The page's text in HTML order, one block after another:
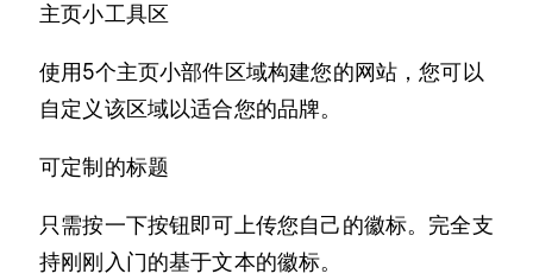
主页小工具区
使用5个主页小部件区域构建您的网站，您可以
自定义该区域以适合您的品牌。
可定制的标题
只需按一下按钮即可上传您自己的徽标。完全支
持刚刚入门的基于文本的徽标。